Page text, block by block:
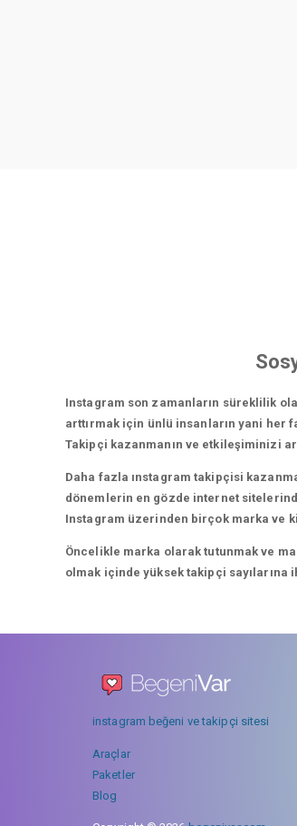
Instagram son zamanların süreklilik
arttırmak için ünlü insanların yani her
Takipçi kazanmanın ve etkileşiminizi
Daha fazla ınstagram takipçisi
dönemlerin en gözde internet
Instagram üzerinden birçok marka ve
Öncelikle marka olarak tutunmak ve
olmak içinde yüksek takipçi
instagram beğeni ve takipçi sitesi
Araçlar
Paketler
Blog